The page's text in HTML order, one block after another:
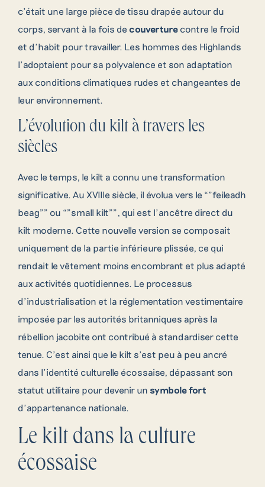
c’était une large pièce de tissu drapée autour du
corps, servant à la fois de couverture contre le froid
et d’habit pour travailler. Les hommes des Highlands
l’adoptaient pour sa polyvalence et son adaptation
aux conditions climatiques rudes et changeantes de
leur environnement.
L’évolution du kilt à travers les
siècles
Avec le temps, le kilt a connu une transformation
significative. Au XVIIIe siècle, il évolua vers le “”feileadh
beag”” ou “”small kilt””, qui est l’ancêtre direct du
kilt moderne. Cette nouvelle version se composait
uniquement de la partie inférieure plissée, ce qui
rendait le vêtement moins encombrant et plus adapté
aux activités quotidiennes. Le processus
d’industrialisation et la réglementation vestimentaire
imposée par les autorités britanniques après la
rébellion jacobite ont contribué à standardiser cette
tenue. C’est ainsi que le kilt s’est peu à peu ancré
dans l’identité culturelle écossaise, dépassant son
statut utilitaire pour devenir un symbole fort
d’appartenance nationale.
Le kilt dans la culture
écossaise